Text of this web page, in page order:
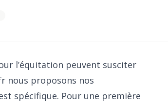
l’équitation peuvent susciter
nous proposons nos
spécifique. Pour une première